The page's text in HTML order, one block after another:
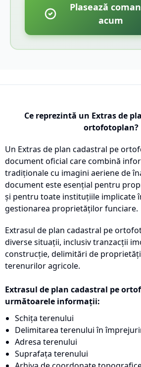
Plasează
acum
Ce reprezintă un Extras de
ortofotoplan?
Un Extras de plan cadastral pe
document oficial care combină
tradiționale cu imagini aeriene de
document este esențial pentru
și pentru toate instituțiile implicate
gestionarea proprietăților funciare.
Extrasul de plan cadastral pe
diverse situații, inclusiv tranzacții
construcție, delimitări de
terenurilor agricole.
Extrasul de plan cadastral pe
următoarele informații:
Schița terenului
Delimitarea terenului în
Adresa terenului
Suprafața terenului